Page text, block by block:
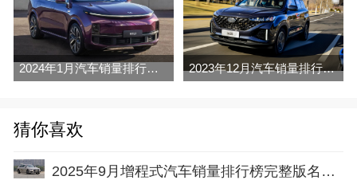
2024年1月汽车销量排行榜完整版名单(零售量 2023年12月汽车销量排行榜完整版名单(零售量
猜你喜欢
2025年9月增程式汽车销量排行榜完整版名单(零售量